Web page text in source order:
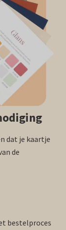
dat je kaartje
de
bestelproces